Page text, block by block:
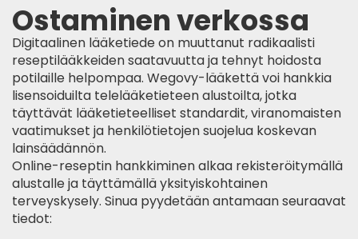
Ostaminen verkossa
Digitaalinen lääketiede on muuttanut radikaalisti
reseptilääkkeiden saatavuutta ja tehnyt hoidosta
potilaille helpompaa. Wegovy-lääkettä voi hankkia
lisensoiduilta telelääketieteen alustoilta, jotka
täyttävät lääketieteelliset standardit, viranomaisten
vaatimukset ja henkilötietojen suojelua koskevan
lainsäädännön.
Online-reseptin hankkiminen alkaa rekisteröitymällä
alustalle ja täyttämällä yksityiskohtainen
terveyskysely. Sinua pyydetään antamaan seuraavat
tiedot: